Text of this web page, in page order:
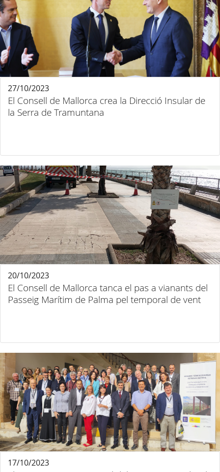
El Consell de Mallorca crea la Direcció Insular de
la Serra de Tramuntana
27/10/2023
El Consell de Mallorca tanca el pas a vianants del
Passeig Marítim de Palma pel temporal de vent
20/10/2023
17/10/2023